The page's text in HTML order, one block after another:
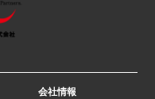
会社情報